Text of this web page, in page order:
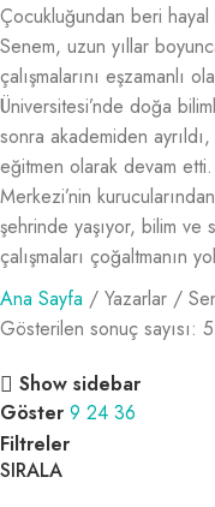
Çocukluğundan beri hayal
Senem, uzun yıllar
çalışmalarını eşzamanlı
Üniversitesi’nde doğa
sonra akademiden
eğitmen olarak devam etti.
Merkezi’nin
şehrinde yaşıyor, bilim ve
çalışmaları çoğaltmanın
Ana Sayfa
Yazarlar
Gösterilen sonuç sayısı: 5
Show sidebar
Göster 9 24 36
Filtreler
SIRALA